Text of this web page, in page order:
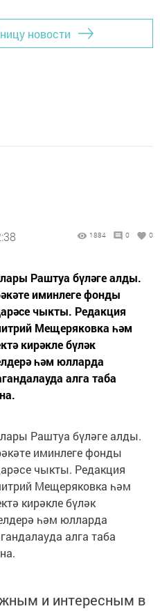
новости
1884 0 0
Раштуа бүләге алды.
иминлеге фонды
чыкты. Редакция
Мещеряковка һәм
кирәкле бүләк
һәм юлларда
алга таба
Раштуа бүләге алды.
иминлеге фонды
чыкты. Редакция
Мещеряковка һәм
кирәкле бүләк
һәм юлларда
алга таба
и интересным в